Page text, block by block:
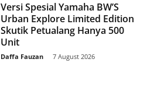
Versi Spesial Yamaha BW’S
Urban Explore Limited Edition
Skutik Petualang Hanya 500
Unit
Daffa Fauzan 7 August 2026